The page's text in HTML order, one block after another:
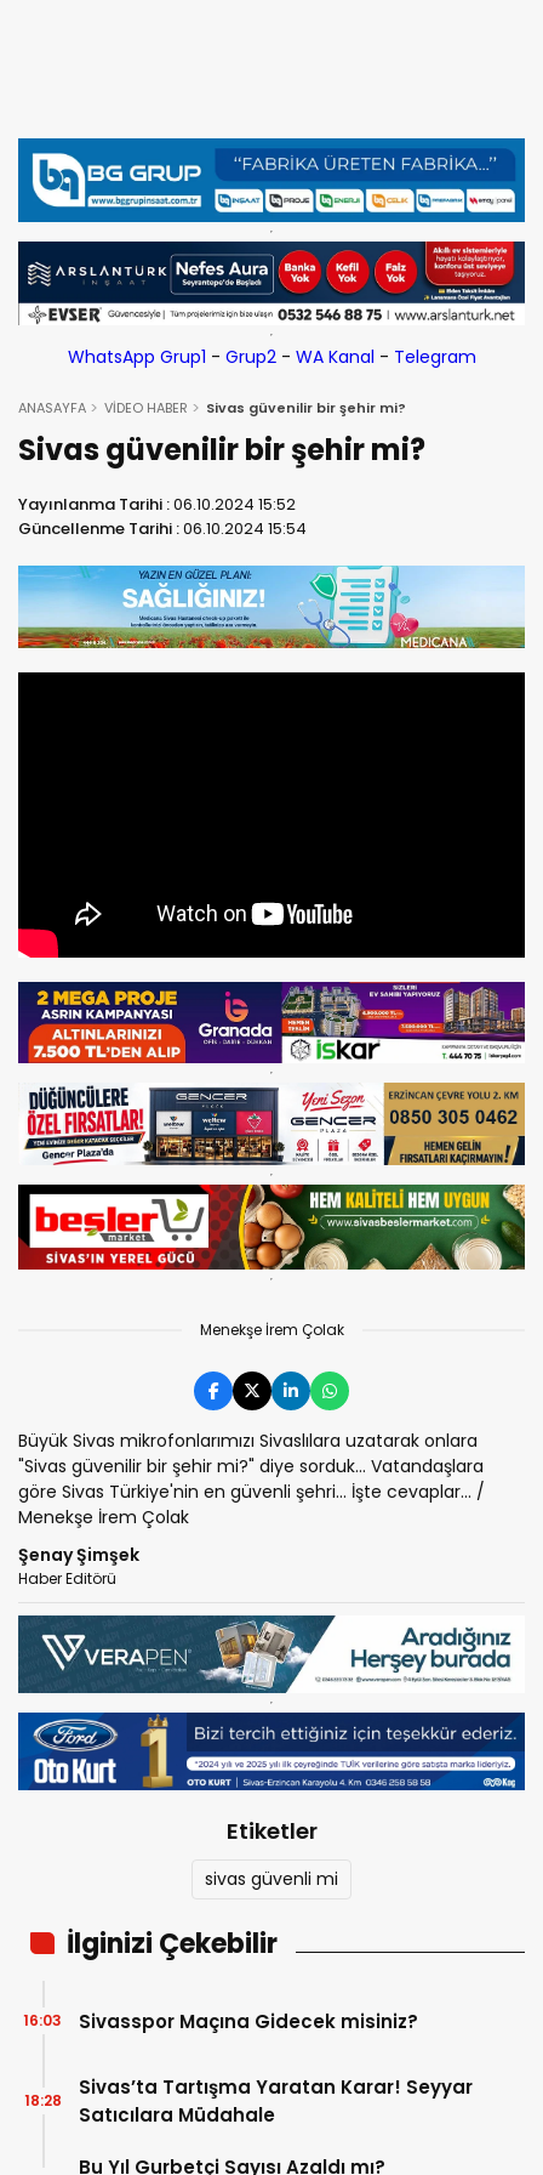
WhatsApp Grup1 - Grup2- WA Kanal - Telegram
ANASAYFA VİDEO HABER Sivas güvenilir bir şehir mi?
Sivas güvenilir bir şehir mi?
Yayınlanma Tarihi :06.10.2024 15:52
Güncellenme Tarihi :06.10.2024 15:54
Menekşe İrem Çolak
Büyük Sivas mikrofonlarımızı Sivaslılara uzatarak onlara
"Sivas güvenilir bir şehir mi?" diye sorduk... Vatandaşlara
göre Sivas Türkiye'nin en güvenli şehri... İşte cevaplar... /
Menekşe İrem Çolak
Şenay Şimşek
Haber Editörü
Etiketler
sivas güvenli mi
İlginizi Çekebilir
Sivasspor Maçına Gidecek misiniz?
16:03
Sivas’ta Tartışma Yaratan Karar! Seyyar
Satıcılara Müdahale
18:28
Bu Yıl Gurbetçi Sayısı Azaldı mı?